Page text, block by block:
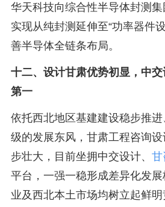
华天科技向综合性半导体封测集
实现从纯封测延伸至“功率器件
善半导体全链条布局。
十二、设计甘肃优势初显，中
第一
依托西北地区基建建设稳步推
级的发展东风，甘肃工程咨询
步壮大，目前坐拥中交设计、 甘
平台，一强一稳形成差异化发
业及西北本土市场均树立起鲜明